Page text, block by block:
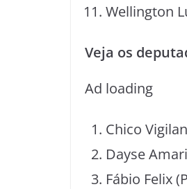
Wellington
Veja os
Ad loading
Chico
Dayse
Fábio Felix